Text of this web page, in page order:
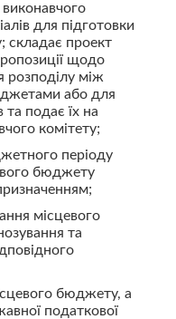
для підготовки
складає проект
щодо
розподілу між
або для
та подає їх на
комітету;
періоду
бюджету
місцевого
та
бюджету, а
податкової